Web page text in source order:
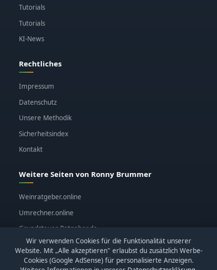
Tutorials
Tutorials
KI-News
Rechtliches
Impressum
Datenschutz
Unsere Methodik
Sicherheitsindex
Kontakt
Weitere Seiten von Ronny Brummer
Weinratgeber.online
Umrechner.online
Grundsteuer-Ratgeber.de
ronnybrummer.de
Wir verwenden Cookies für die Funktionalität unserer
Website. Mit „Alle akzeptieren" erlaubst du zusätzlich Werbe-
Cookies (Google AdSense) für personalisierte Anzeigen.